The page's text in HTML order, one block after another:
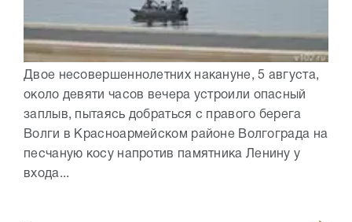
Двое несовершеннолетних накануне, 5 августа,
около девяти часов вечера устроили опасный
заплыв, пытаясь добраться с правого берега
Волги в Красноармейском районе Волгограда на
песчаную косу напротив памятника Ленину у
входа...